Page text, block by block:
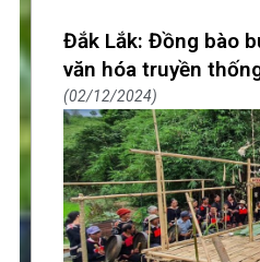
Đắk Lắk: Đồng bào
văn hóa truyền
02/12/2024